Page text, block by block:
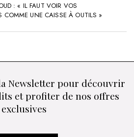
: « IL FAUT VOIR VOS
COMME UNE CAISSE À OUTILS »
Newsletter pour découvrir
et profiter de nos offres
exclusives